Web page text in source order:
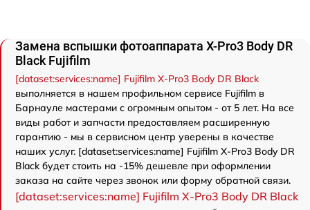
Замена вспышки фотоаппарата X-Pro3 Body DR
Black Fujifilm
[dataset:services:name] Fujifilm X-Pro3 Body DR Black
выполняется в нашем профильном сервисе Fujifilm в
Барнауле мастерами с огромным опытом - от 5 лет. На все
виды работ и запчасти предоставляем расширенную
гарантию - мы в сервисном центр уверены в качестве
наших услуг. [dataset:services:name] Fujifilm X-Pro3 Body DR
Black будет стоить на -15% дешевле при оформлении
заказа на сайте через звонок или форму обратной связи.
[dataset:services:name] Fujifilm X-Pro3 Body DR Black